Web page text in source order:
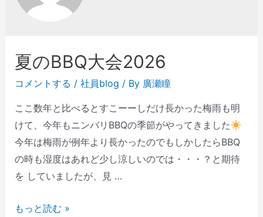
夏のBBQ大会2026
コメントする / 社員blog / By 廣瀬瞳
ここ数年と比べるとすこーーしだけ長かった梅雨も明
けて、今年もニンバリBBQの季節がやってきました
今年は梅雨が例年より長かったのでもしかしたらBBQ
の時も湿度はあれど少し涼しいのでは・・・？と期待
を していましたが、見 …
もっと読む »